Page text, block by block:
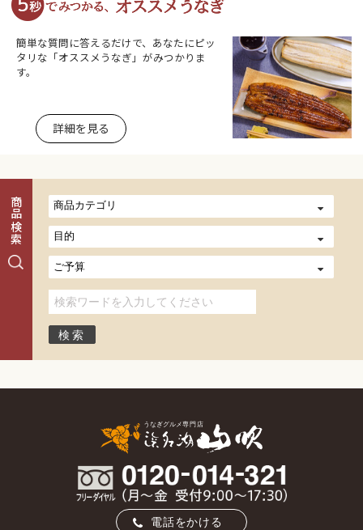
簡単な質問に答えるだけで、あなたにピッ
タリな「オススメうなぎ」がみつかりま
す。
詳細を見る
商品検索
電話をかける